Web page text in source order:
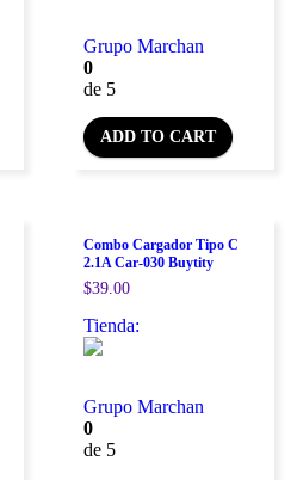
Grupo Marchan
0
de 5
ADD TO CART
Combo Cargador Tipo C
2.1A Car-030 Buytity
$39.00
Tienda:
Grupo Marchan
0
de 5